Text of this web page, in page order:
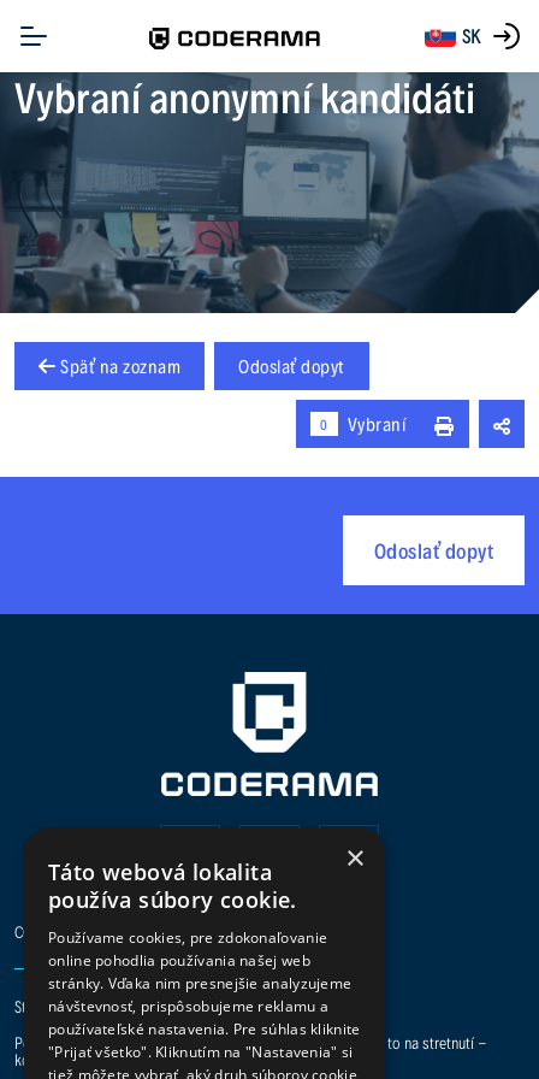
SK
Vybraní anonymní kandidáti
Späť na zoznam Odoslať dopyt
0 Vybraní
Odoslať dopyt
CODERAMA
Staň sa digital hero a pridaj sa k nám do tímu.
Potrebuje vaša spoločnosť pomoc s IT projektmi? Preberme to na stretnutí -
kontakt je tu.
×
Táto webová lokalita
používa súbory cookie.
Používame cookies, pre zdokonaľovanie
online pohodlia používania našej web
stránky. Vďaka nim presnejšie analyzujeme
návštevnosť, prispôsobujeme reklamu a
používateľské nastavenia. Pre súhlas kliknite
"Prijať všetko". Kliknutím na "Nastavenia" si
tiež môžete vybrať, aký druh súborov cookie